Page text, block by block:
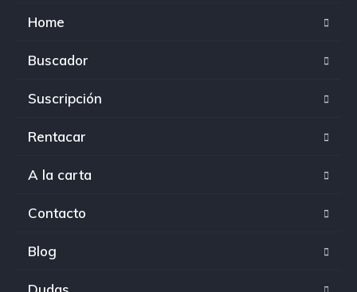
Home
Buscador
Suscripción
Rentacar
A la carta
Contacto
Blog